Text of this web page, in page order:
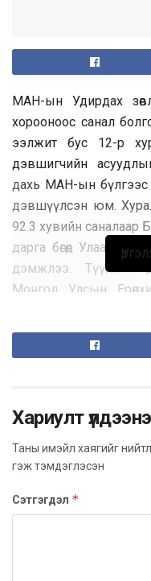
МАН-ын Удирдах
хорооноос санал
ээлжит бус 12-р
дэвшигчийн
дахь МАН-ын бүлгээс
дэвшүүлсэн юм.
92.3 хувийн саналаар
дарга бөгөөд
дэмжлээ. Түүнийг
Монгол Улсын
Хариулт үлдээнэ үү
Таны имэйл хаягийг
гэж тэмдэглэсэн
Сэтгэгдэл *